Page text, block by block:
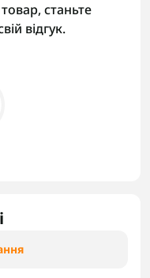
станьте
відгук.